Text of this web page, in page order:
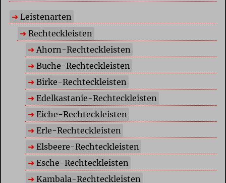
Leistenarten
Rechteckleisten
Ahorn-Rechteckleisten
Buche-Rechteckleisten
Birke-Rechteckleisten
Edelkastanie-Rechteckleisten
Eiche-Rechteckleisten
Erle-Rechteckleisten
Elsbeere-Rechteckleisten
Esche-Rechteckleisten
Kambala-Rechteckleisten